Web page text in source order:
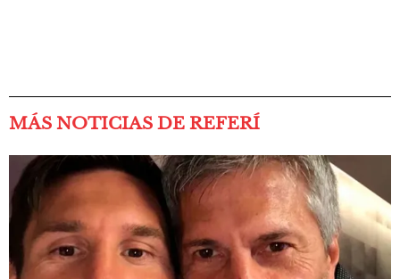
MÁS NOTICIAS DE REFERÍ